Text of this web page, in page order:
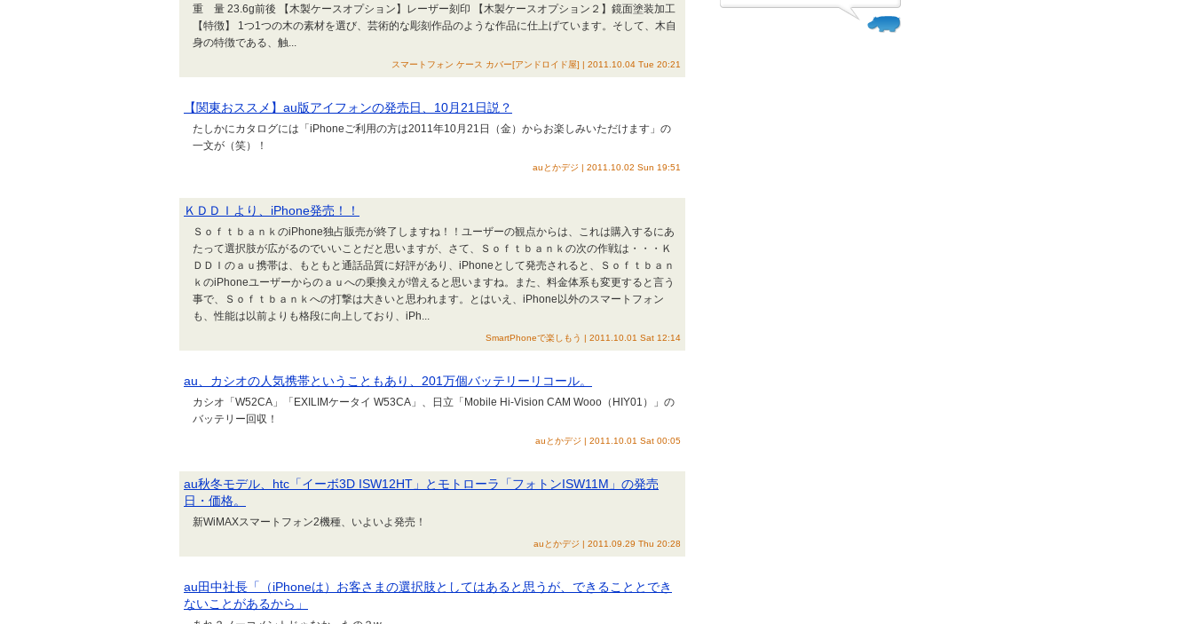
重 量 23.6g前後 【木製ケースオプション】レーザー刻印 【木製ケースオプション２】鏡面塗装加工
【特徴】 1つ1つの木の素材を選び、芸術的な彫刻作品のような作品に仕上げています。そして、木自
身の特徴である、触...
スマートフォン ケース カバー[アンドロイド屋] | 2011.10.04 Tue 20:21
【関東おススメ】au版アイフォンの発売日、10月21日説？
たしかにカタログには「iPhoneご利用の方は2011年10月21日（金）からお楽しみいただけます」の
一文が（笑）！
auとかデジ | 2011.10.02 Sun 19:51
ＫＤＤＩより、iPhone発売！！
ＳｏｆｔｂａｎｋのiPhone独占販売が終了しますね！！ユーザーの観点からは、これは購入するにあ
たって選択肢が広がるのでいいことだと思いますが、さて、Ｓｏｆｔｂａｎｋの次の作戦は・・・Ｋ
ＤＤＩのａｕ携帯は、もともと通話品質に好評があり、iPhoneとして発売されると、Ｓｏｆｔｂａｎ
ｋのiPhoneユーザーからのａｕへの乗換えが増えると思いますね。また、料金体系も変更すると言う
事で、Ｓｏｆｔｂａｎｋへの打撃は大きいと思われます。とはいえ、iPhone以外のスマートフォン
も、性能は以前よりも格段に向上しており、iPh...
SmartPhoneで楽しもう | 2011.10.01 Sat 12:14
au、カシオの人気携帯ということもあり、201万個バッテリーリコール。
カシオ「W52CA」「EXILIMケータイ W53CA」、日立「Mobile Hi-Vision CAM Wooo（HIY01）」の
バッテリー回収！
auとかデジ | 2011.10.01 Sat 00:05
au秋冬モデル、htc「イーボ3D ISW12HT」とモトローラ「フォトンISW11M」の発売
日・価格。
新WiMAXスマートフォン2機種、いよいよ発売！
auとかデジ | 2011.09.29 Thu 20:28
au田中社長「（iPhoneは）お客さまの選択肢としてはあると思うが、できることとでき
ないことがあるから」